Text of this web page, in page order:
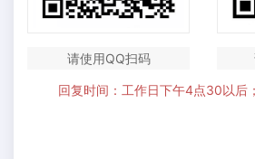
请使用QQ扫码
回复时间：工作日下午4点30以后